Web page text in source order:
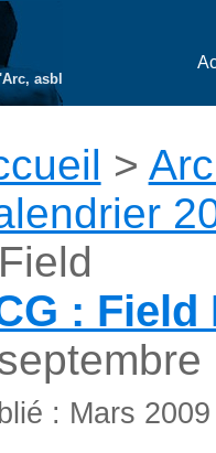
asbl
>
:
: Mars 2009